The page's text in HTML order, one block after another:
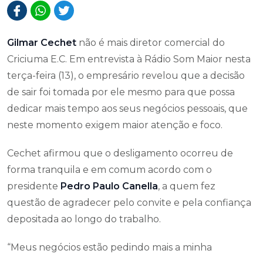
Gilmar Cechet não é mais diretor comercial do
Criciuma E.C. Em entrevista à Rádio Som Maior nesta
terça-feira (13), o empresário revelou que a decisão
de sair foi tomada por ele mesmo para que possa
dedicar mais tempo aos seus negócios pessoais, que
neste momento exigem maior atenção e foco.
Cechet afirmou que o desligamento ocorreu de
forma tranquila e em comum acordo com o
presidente Pedro Paulo Canella, a quem fez
questão de agradecer pelo convite e pela confiança
depositada ao longo do trabalho.
“Meus negócios estão pedindo mais a minha